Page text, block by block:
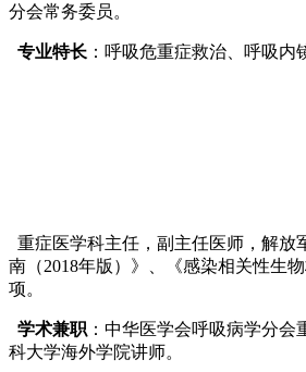
分会常务委员。
专业特长 ：呼吸危重症救治、呼吸
重症医学科主任，副主任医师，解放
南（2018年版）》、《感染相关性生
项。
学术兼职 ：中华医学会呼吸病学分
科大学海外学院讲师。